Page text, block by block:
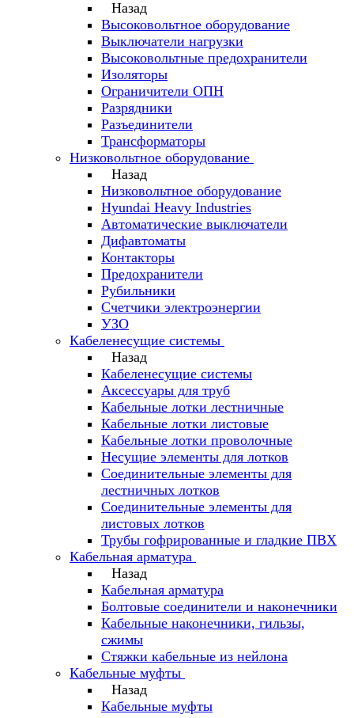
Назад
Высоковольтное оборудование
Выключатели нагрузки
Высоковольтные предохранители
Изоляторы
Ограничители ОПН
Разрядники
Разъединители
Трансформаторы
Низковольтное оборудование
Назад
Низковольтное оборудование
Hyundai Heavy Industries
Автоматические выключатели
Дифавтоматы
Контакторы
Предохранители
Рубильники
Счетчики электроэнергии
УЗО
Кабеленесущие системы
Назад
Кабеленесущие системы
Аксессуары для труб
Кабельные лотки лестничные
Кабельные лотки листовые
Кабельные лотки проволочные
Несущие элементы для лотков
Соединительные элементы для
лестничных лотков
Соединительные элементы для
листовых лотков
Трубы гофрированные и гладкие ПВХ
Кабельная арматура
Назад
Кабельная арматура
Болтовые соединители и наконечники
Кабельные наконечники, гильзы,
сжимы
Стяжки кабельные из нейлона
Кабельные муфты
Назад
Кабельные муфты